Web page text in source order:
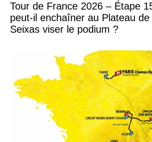
Tour de France 2026 – Étape
peut-il enchaîner au Plateau de
Seixas viser le podium ?